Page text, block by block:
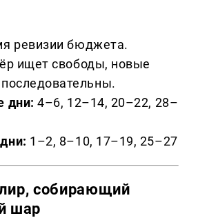
ревизии бюджета.
ищет свободы, новые
дни: 4–6, 12–14, 20–22, 28–
1–2, 8–10, 17–19, 25–27
собирающий
шар